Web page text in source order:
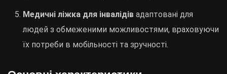
Медичні ліжка для інвалідів адаптовані для
людей з обмеженими можливостями, враховуючи
їх потреби в мобільності та зручності.